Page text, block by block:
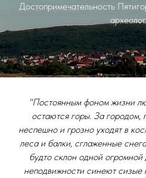
Достопримечательность
"Постоянным фоном жизни
остаются горы. За городом,
неспешно и грозно уходят в
леса и балки, сглаженные
будто склон одной
неподвижности синеют сизые